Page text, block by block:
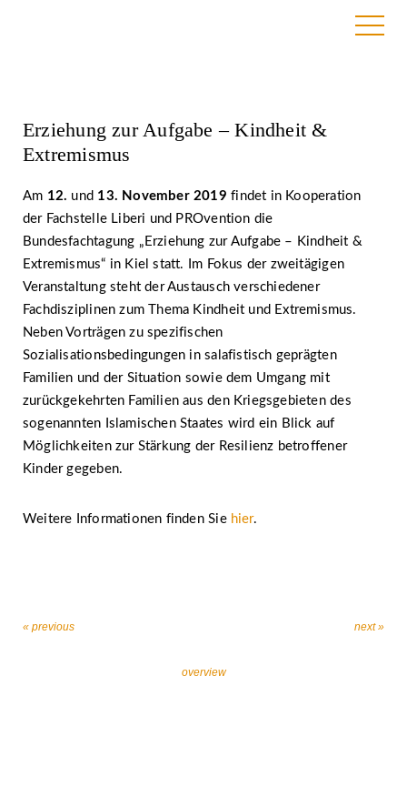
Erziehung zur Aufgabe – Kindheit &
Extremismus
Am 12. und 13. November 2019 findet in Kooperation
der Fachstelle Liberi und PROvention die
Bundesfachtagung „Erziehung zur Aufgabe – Kindheit &
Extremismus“ in Kiel statt. Im Fokus der zweitägigen
Veranstaltung steht der Austausch verschiedener
Fachdisziplinen zum Thema Kindheit und Extremismus.
Neben Vorträgen zu spezifischen
Sozialisationsbedingungen in salafistisch geprägten
Familien und der Situation sowie dem Umgang mit
zurückgekehrten Familien aus den Kriegsgebieten des
sogenannten Islamischen Staates wird ein Blick auf
Möglichkeiten zur Stärkung der Resilienz betroffener
Kinder gegeben.
Weitere Informationen finden Sie hier.
« previous
overview
next »